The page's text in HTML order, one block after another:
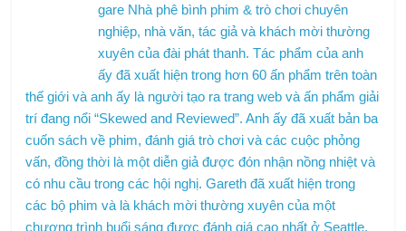
gare Nhà phê bình phim & trò chơi chuyên
nghiệp, nhà văn, tác giả và khách mời thường
xuyên của đài phát thanh. Tác phẩm của anh
ấy đã xuất hiện trong hơn 60 ấn phẩm trên toàn
thế giới và anh ấy là người tạo ra trang web và ấn phẩm giải
trí đang nổi “Skewed and Reviewed”. Anh ấy đã xuất bản ba
cuốn sách về phim, đánh giá trò chơi và các cuộc phỏng
vấn, đồng thời là một diễn giả được đón nhận nồng nhiệt và
có nhu cầu trong các hội nghị. Gareth đã xuất hiện trong
các bộ phim và là khách mời thường xuyên của một
chương trình buổi sáng được đánh giá cao nhất ở Seattle.